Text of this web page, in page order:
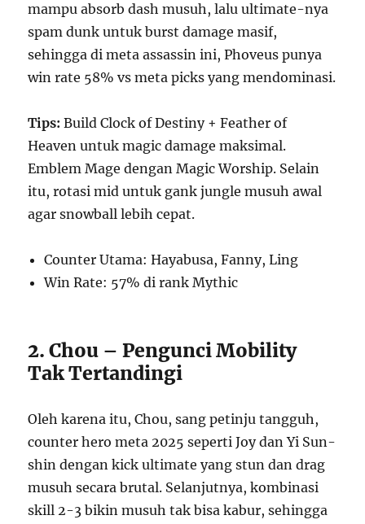
mampu absorb dash musuh, lalu ultimate-nya
spam dunk untuk burst damage masif,
sehingga di meta assassin ini, Phoveus punya
win rate 58% vs meta picks yang mendominasi.
Tips: Build Clock of Destiny + Feather of
Heaven untuk magic damage maksimal.
Emblem Mage dengan Magic Worship. Selain
itu, rotasi mid untuk gank jungle musuh awal
agar snowball lebih cepat.
Counter Utama: Hayabusa, Fanny, Ling
Win Rate: 57% di rank Mythic
2. Chou – Pengunci Mobility
Tak Tertandingi
Oleh karena itu, Chou, sang petinju tangguh,
counter hero meta 2025 seperti Joy dan Yi Sun-
shin dengan kick ultimate yang stun dan drag
musuh secara brutal. Selanjutnya, kombinasi
skill 2-3 bikin musuh tak bisa kabur, sehingga